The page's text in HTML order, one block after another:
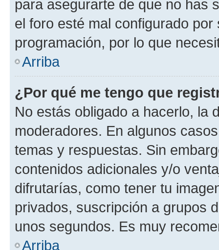
para asegurarte de que no has
el foro esté mal configurado
programación, por lo que
Arriba
¿Por qué me tengo que
No estás obligado a hacerlo, la
moderadores. En algunos
temas y respuestas. Sin
contenidos adicionales y/o
difrutarías, como tener tu
privados, suscripción a grupos
unos segundos. Es muy
Arriba